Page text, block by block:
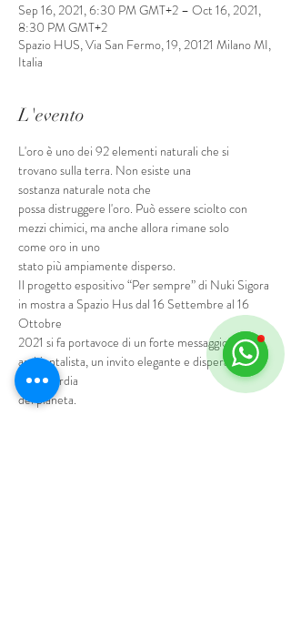
Sep 16, 2021, 6:30 PM GMT+2 – Oct 16, 2021,
8:30 PM GMT+2
Spazio HUS, Via San Fermo, 19, 20121 Milano MI,
Italia
L'evento
L'oro è uno dei 92 elementi naturali che si
trovano sulla terra. Non esiste una
sostanza naturale nota che
possa distruggere l'oro. Può essere sciolto con
mezzi chimici, ma anche allora rimane solo
come oro in uno
stato più ampiamente disperso.
Il progetto espositivo “Per sempre” di Nuki Sigora
in mostra a Spazio Hus dal 16 Settembre al 16
Ottobre
2021 si fa portavoce di un forte messaggio
ambientalista, un invito elegante e disperato alla
salvaguardia
del pianeta.